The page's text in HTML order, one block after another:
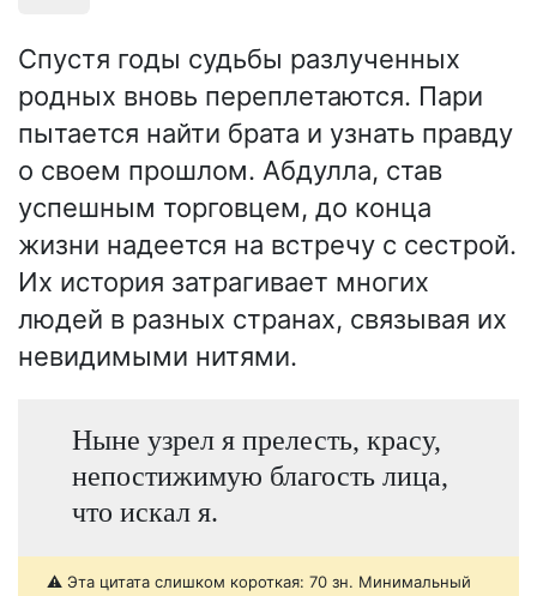
Спустя годы судьбы разлученных
родных вновь переплетаются. Пари
пытается найти брата и узнать правду
о своем прошлом. Абдулла, став
успешным торговцем, до конца
жизни надеется на встречу с сестрой.
Их история затрагивает многих
людей в разных странах, связывая их
невидимыми нитями.
Ныне узрел я прелесть, красу,
непостижимую благость лица,
что искал я.
⚠️ Эта цитата слишком короткая: 70 зн. Минимальный